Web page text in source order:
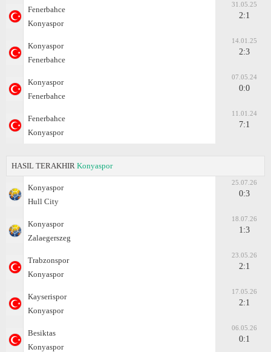
Fenerbahce
Konyaspor
31.05.25
2:1
Konyaspor
Fenerbahce
14.01.25
2:3
Konyaspor
Fenerbahce
07.05.24
0:0
Fenerbahce
Konyaspor
11.01.24
7:1
HASIL TERAKHIR Konyaspor
Konyaspor
Hull City
25.07.26
0:3
Konyaspor
Zalaegerszeg
18.07.26
1:3
Trabzonspor
Konyaspor
23.05.26
2:1
Kayserispor
Konyaspor
17.05.26
2:1
Besiktas
Konyaspor
06.05.26
0:1